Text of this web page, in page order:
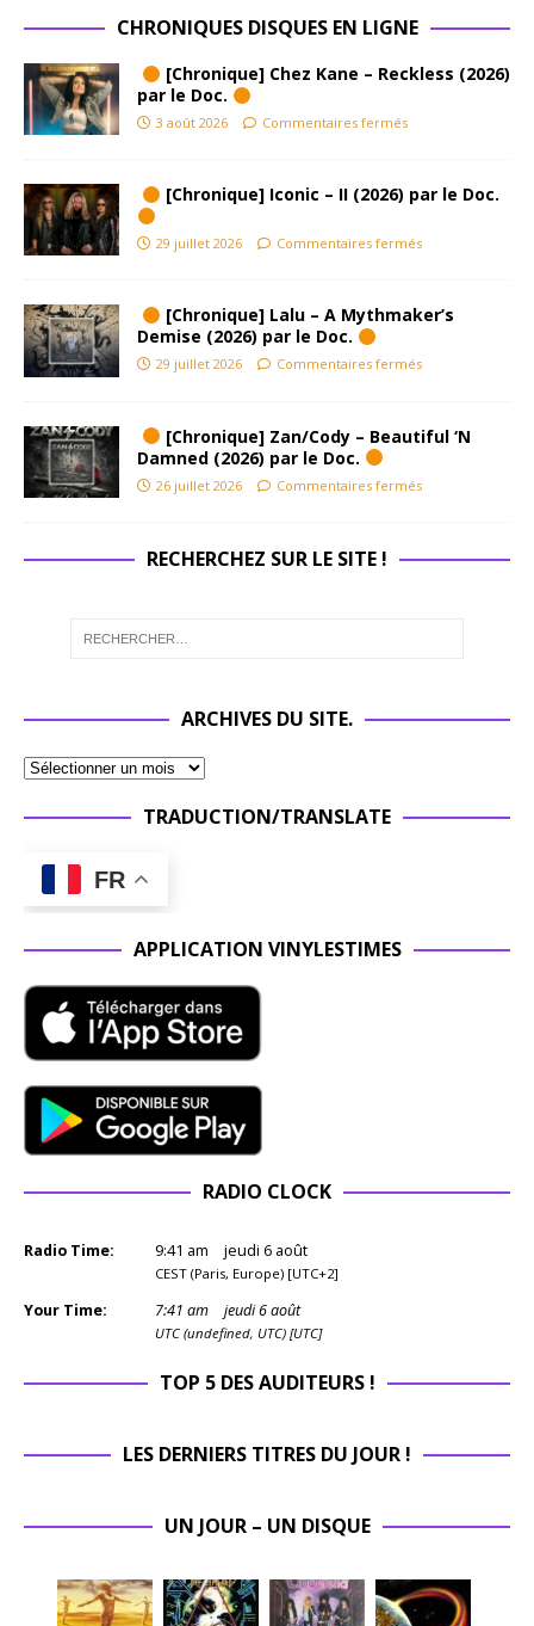
CHRONIQUES DISQUES EN LIGNE
[Chronique] Chez Kane – Reckless (2026)
par le Doc.
3 août 2026 Commentaires fermés
[Chronique] Iconic – II (2026) par le Doc.
29 juillet 2026 Commentaires fermés
[Chronique] Lalu – A Mythmaker’s
Demise (2026) par le Doc.
29 juillet 2026 Commentaires fermés
[Chronique] Zan/Cody – Beautiful ‘N
Damned (2026) par le Doc.
26 juillet 2026 Commentaires fermés
RECHERCHEZ SUR LE SITE !
ARCHIVES DU SITE.
TRADUCTION/TRANSLATE
FR
APPLICATION VINYLESTIMES
RADIO CLOCK
Radio Time: 9:41 am jeudi 6 août
CEST (Paris, Europe) [UTC+2]
Your Time: 7:41 am jeudi 6 août
UTC (undefined, UTC) [UTC]
TOP 5 DES AUDITEURS !
LES DERNIERS TITRES DU JOUR !
UN JOUR – UN DISQUE